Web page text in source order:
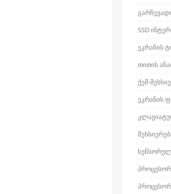
SSD
ეკრანის
თითის
ქეშ-
ეკრანის